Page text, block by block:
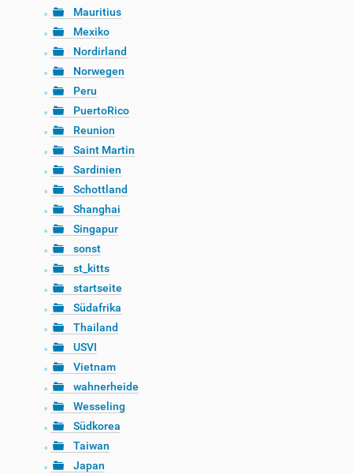
Mauritius
Mexiko
Nordirland
Norwegen
Peru
PuertoRico
Reunion
Saint Martin
Sardinien
Schottland
Shanghai
Singapur
sonst
st_kitts
startseite
Südafrika
Thailand
USVI
Vietnam
wahnerheide
Wesseling
Südkorea
Taiwan
Japan